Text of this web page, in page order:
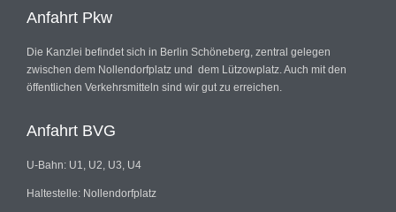
Anfahrt Pkw
Die Kanzlei befindet sich in Berlin Schöneberg, zentral gelegen
zwischen dem Nollendorfplatz und dem Lützowplatz. Auch mit den
öffentlichen Verkehrsmitteln sind wir gut zu erreichen.
Anfahrt BVG
U-Bahn: U1, U2, U3, U4
Haltestelle: Nollendorfplatz